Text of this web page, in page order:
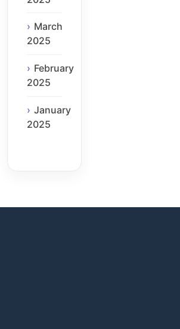
March
2025
February
2025
January
2025